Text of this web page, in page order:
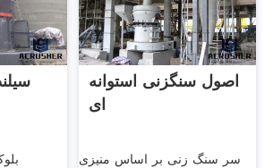
اصول سنگزنی استوانه
ای
سر سنگ زنی بر اساس منیزی